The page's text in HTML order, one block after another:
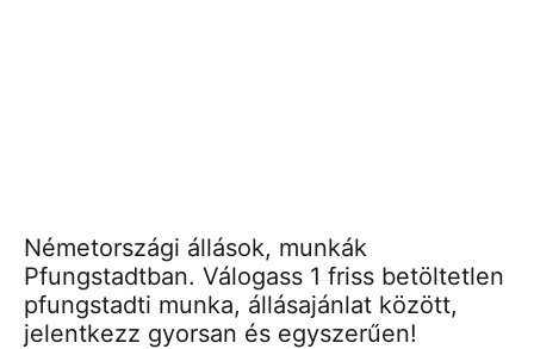
Németországi állások, munkák
Pfungstadtban. Válogass 1 friss betöltetlen
pfungstadti munka, állásajánlat között,
jelentkezz gyorsan és egyszerűen!